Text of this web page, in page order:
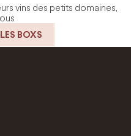
vins des petits domaines,
BOXS